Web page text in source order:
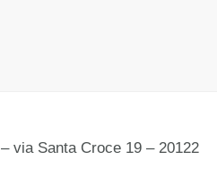
– via Santa Croce 19 – 20122